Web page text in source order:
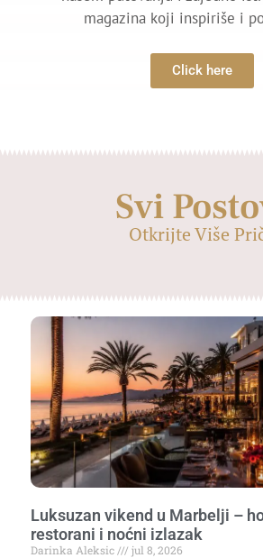
magazina koji inspiriše i
Click here
Svi
Otkrijte Više
Luksuzan vikend u Marbelji –
restorani i noćni izlazak
Darinka Aleksic jul 8, 2026